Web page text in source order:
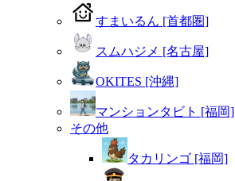
すまいるん [首都圏]
スムハジメ [名古屋]
OKITES [沖縄]
マンションタビト [福岡]
その他
タカリンゴ [福岡]